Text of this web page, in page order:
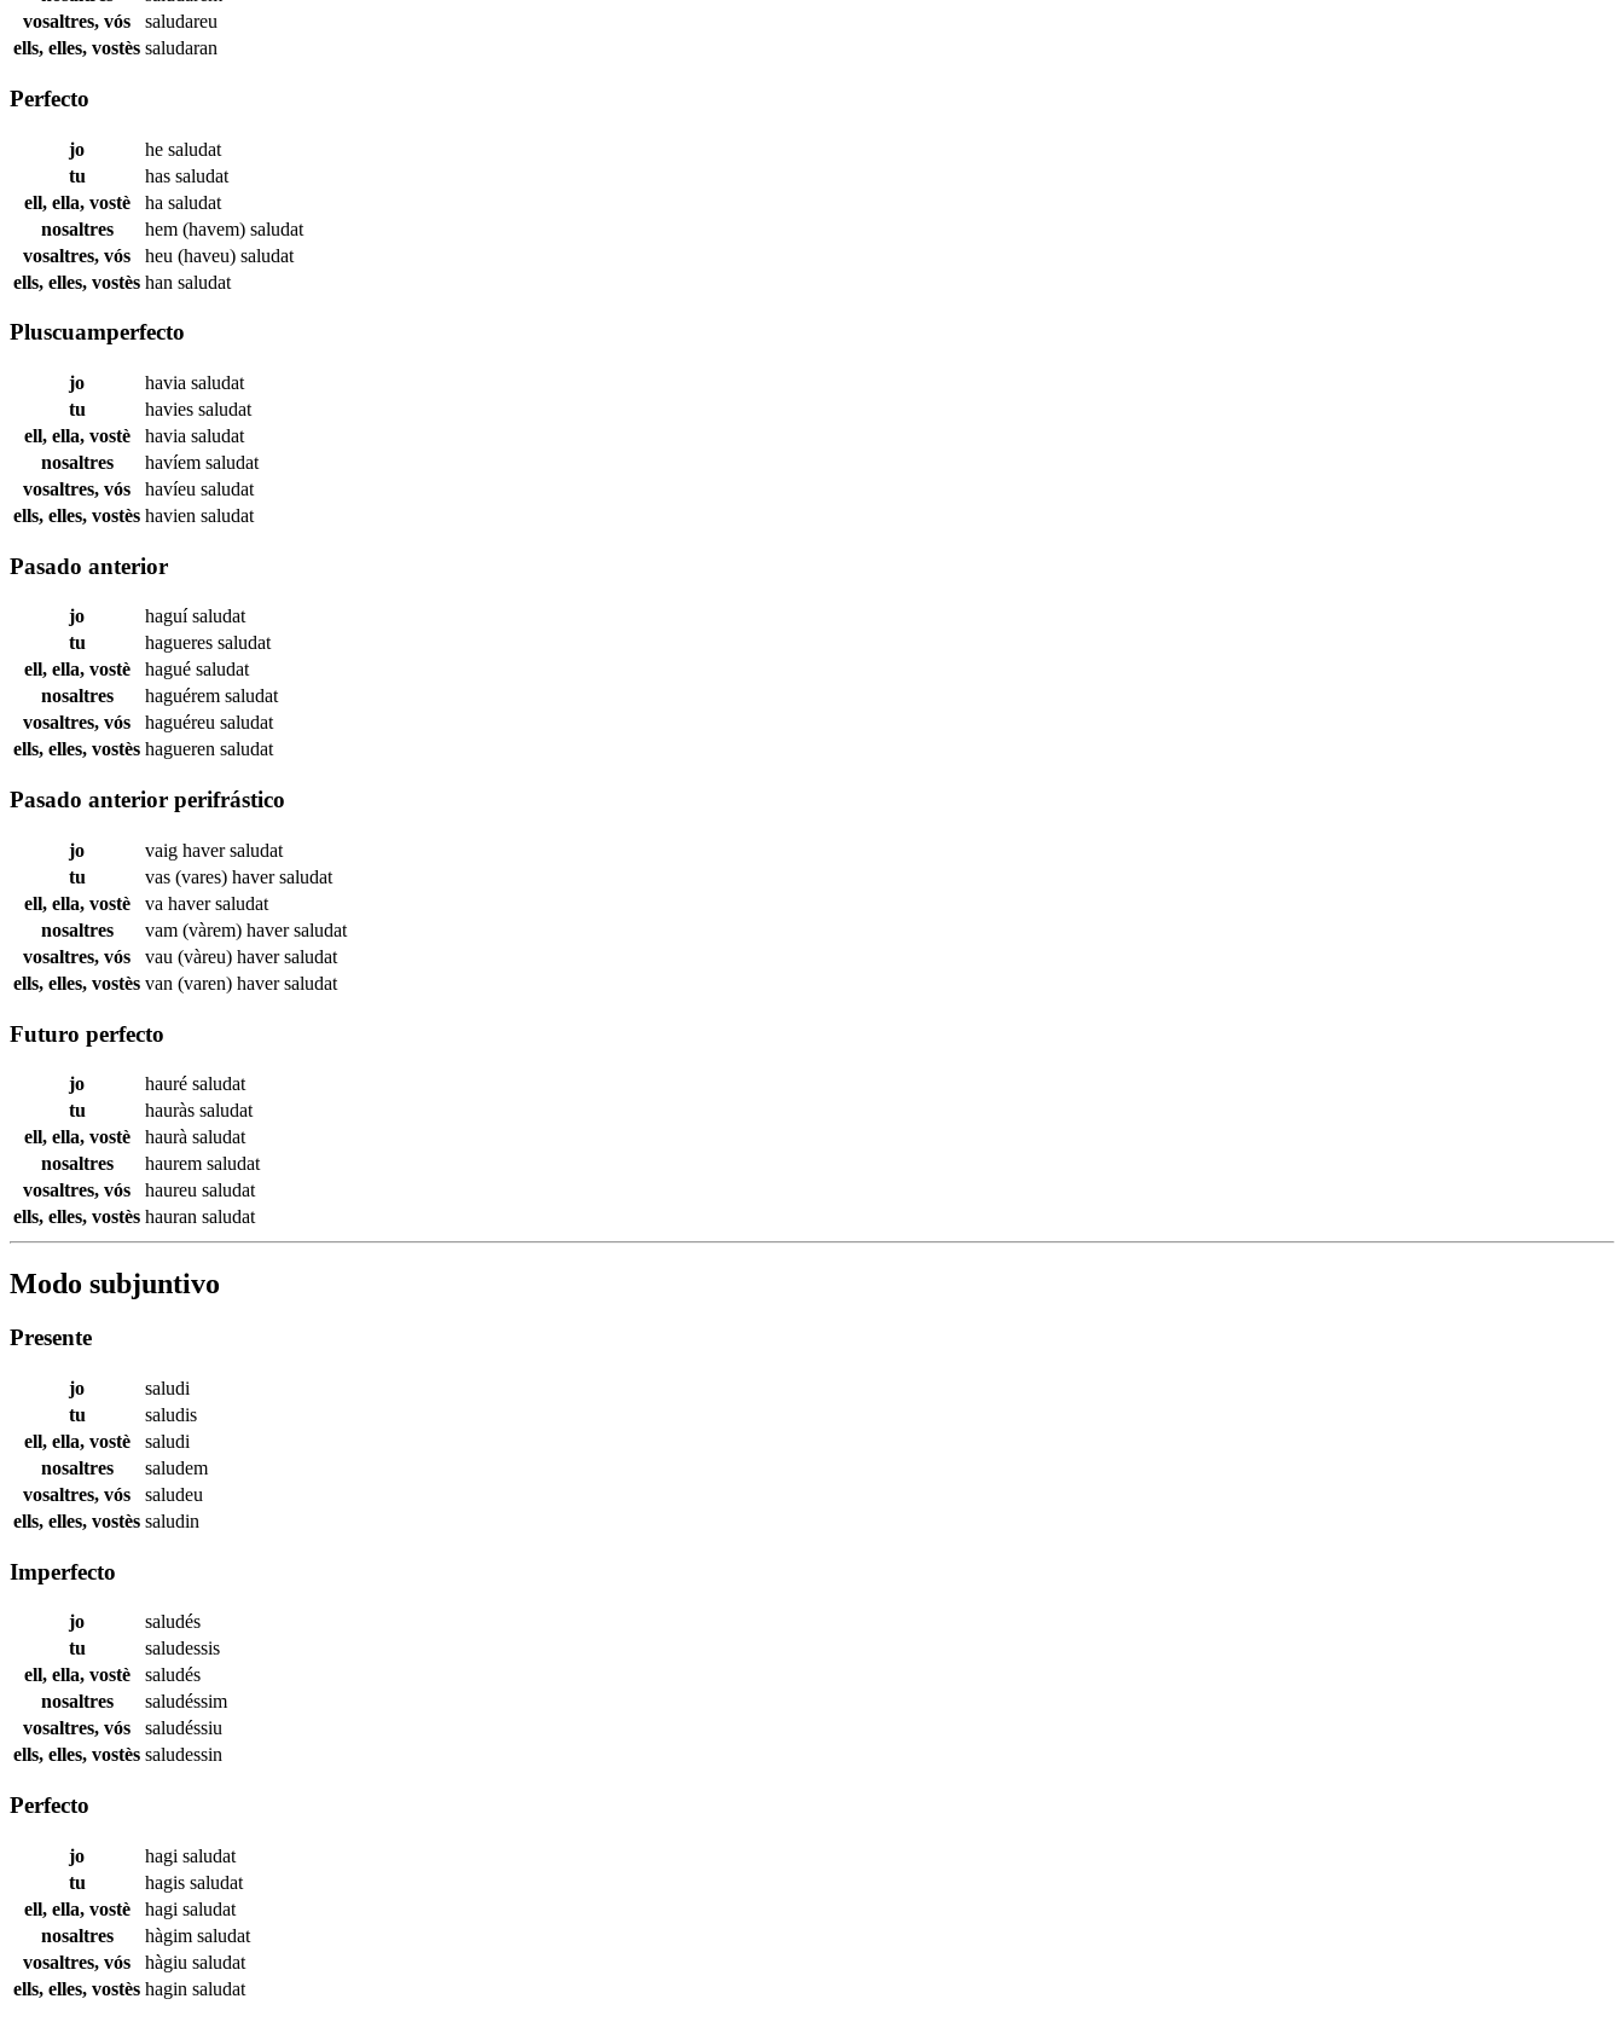
vosaltres, vós
saludareu
ells, elles, vostès saludaran
Perfecto
jo he saludat
tu
has saludat
ell, ella, vostè
ha saludat
nosaltres
hem (havem) saludat
vosaltres, vós
heu (haveu) saludat
ells, elles, vostès han saludat
Pluscuamperfecto
jo havia saludat
tu
havies saludat
ell, ella, vostè
havia saludat
nosaltres
havíem saludat
vosaltres, vós
havíeu saludat
ells, elles, vostès havien saludat
Pasado anterior
jo haguísaludat
tu
hagueres saludat
ell, ella, vostè
hagué saludat
nosaltres
haguérem saludat
vosaltres, vós
haguéreu saludat
ells, elles, vostès hagueren saludat
Pasado anterior perifrástico
jo vaig haversaludat
tu
vas (vares) haversaludat
ell, ella, vostè
va haversaludat
nosaltres
vam (vàrem) haversaludat
vosaltres, vós
vau (vàreu) haversaludat
ells, elles, vostès van (varen) haversaludat
Futuro perfecto
jo hauré saludat
tu
hauràs saludat
ell, ella, vostè
haurà saludat
nosaltres
haurem saludat
vosaltres, vós
haureu saludat
ells, elles, vostès hauran saludat
Modo subjuntivo
Presente
jo
saludi
tu
saludis
ell, ella, vostè
saludi
nosaltres
saludem
vosaltres, vós
saludeu
ells, elles, vostès saludin
Imperfecto
jo
saludés
tu
saludessis
ell, ella, vostè
saludés
nosaltres
saludéssim
vosaltres, vós
saludéssiu
ells, elles, vostès saludessin
Perfecto
jo hagi saludat
tu
hagis saludat
ell, ella, vostè
hagi saludat
nosaltres
hàgim saludat
vosaltres, vós
hàgiu saludat
ells, elles, vostès hagin saludat